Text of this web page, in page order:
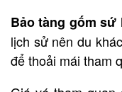
Bảo tàng gốm sứ
lịch sử nên du
để thoải mái tham